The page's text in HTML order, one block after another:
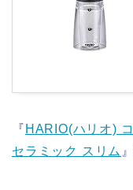
『 HARIO(ハリオ)
セラミック スリム